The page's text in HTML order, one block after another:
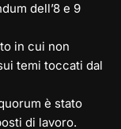
dell’8 e 9
in cui non
temi toccati dal
è stato
di lavoro.